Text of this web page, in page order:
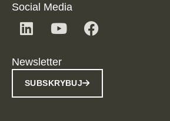
Social Media
Newsletter
SUBSKRYBUJ